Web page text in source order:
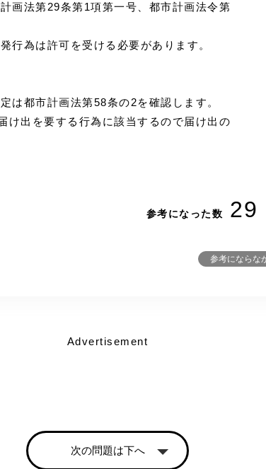
画法第29条第1項第一号、都市計画法令第
行為は許可を受ける必要があります。
は都市計画法第58条の2を確認します。
け出を要する行為に該当するので届け出の
参考になった数 29
参考にならな
Advertisement
次の問題は下へ